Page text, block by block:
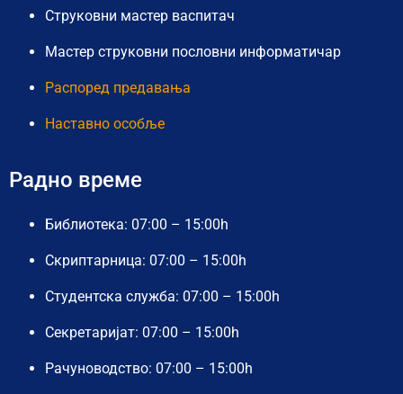
Струковни мастер васпитач
Мастер струковни пословни информатичар
Распоред предавања
Наставно особље
Радно време
Библиотека: 07:00 – 15:00h
Скриптарница: 07:00 – 15:00h
Студентска служба: 07:00 – 15:00h
Секретаријат: 07:00 – 15:00h
Рачуноводство: 07:00 – 15:00h